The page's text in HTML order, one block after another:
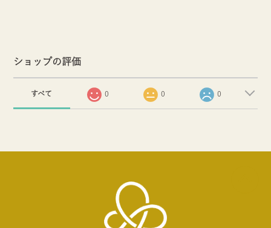
ショップの評価
すべて 0 0 0